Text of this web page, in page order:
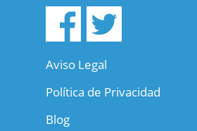
Aviso Legal
Política de Privacidad
Blog